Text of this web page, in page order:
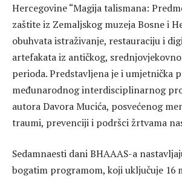
Hercegovine “Magija talismana:
zaštite iz Zemaljskog muzeja Bosne i
obuhvata istraživanje, restauraciju i
artefakata iz antičkog,
perioda. Predstavljena je i umjetnička
međunarodnog interdisciplinarnog
autora Davora Mucića, posvećenog
traumi, prevenciji i podršci žrtvama
Sedamnaesti dani BHAAAS-a
bogatim programom, koji uključuje 16